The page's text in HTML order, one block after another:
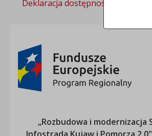
Deklaracja dostępności
„Rozbudowa i